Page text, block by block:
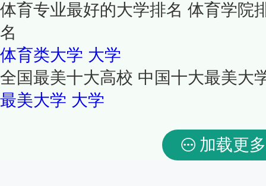
体育专业最好的大学排名 体育学院
名
体育类大学 大学
全国最美十大高校 中国十大最美大
最美大学 大学
加载更多